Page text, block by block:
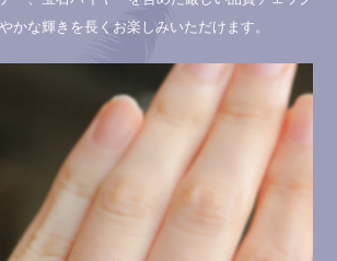
かな輝きを長くお楽しみいただけます。